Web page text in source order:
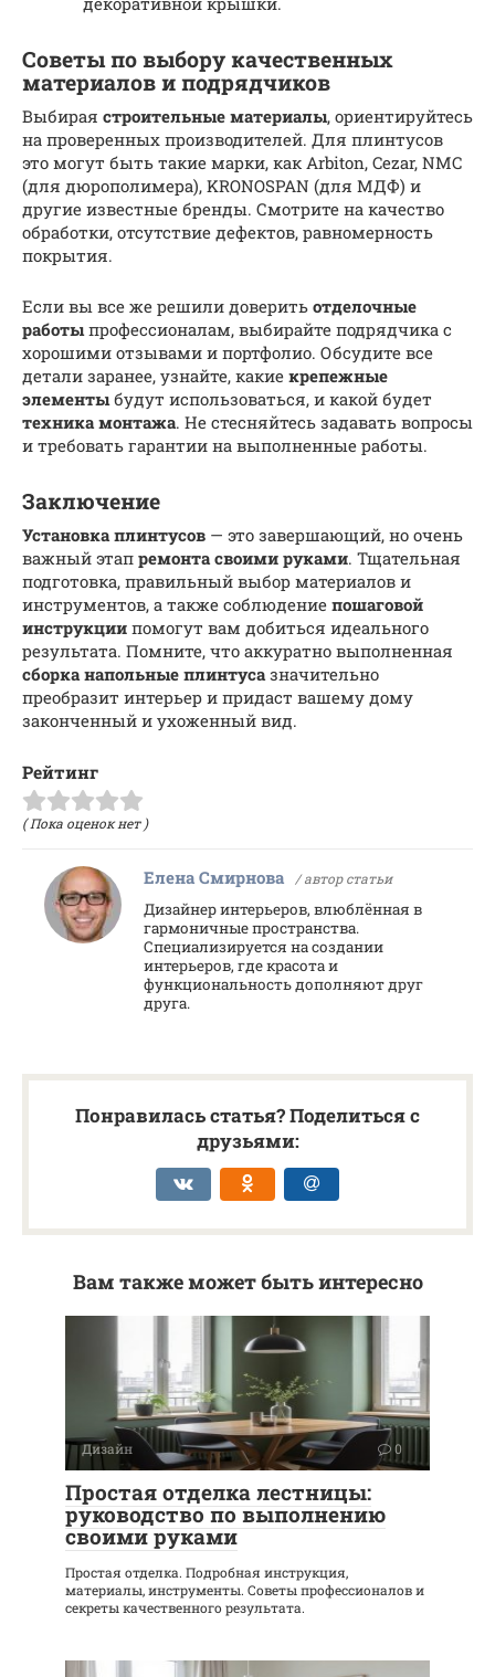
Советы по выбору качественных
материалов и подрядчиков
Выбирая строительные материалы, ориентируйтесь
на проверенных производителей. Для плинтусов
это могут быть такие марки, как Arbiton, Cezar, NMC
(для дюрополимера), KRONOSPAN (для МДФ) и
другие известные бренды. Смотрите на качество
обработки, отсутствие дефектов, равномерность
покрытия.
Если вы все же решили доверить отделочные
работыпрофессионалам, выбирайте подрядчика с
хорошими отзывами и портфолио. Обсудите все
детали заранее, узнайте, какие крепежные
элементыбудут использоваться, и какой будет
техника монтажа. Не стесняйтесь задавать вопросы
и требовать гарантии на выполненные работы.
Заключение
Установка плинтусов — это завершающий, но очень
важный этап ремонта своими руками. Тщательная
подготовка, правильный выбор материалов и
инструментов, а также соблюдение пошаговой
инструкции помогут вам добиться идеального
результата. Помните, что аккуратно выполненная
сборка напольные плинтусазначительно
преобразит интерьер и придаст вашему дому
законченный и ухоженный вид.
Рейтинг
( Пока оценок нет )
Елена Смирнова / автор статьи
Дизайнер интерьеров, влюблённая в
гармоничные пространства.
Специализируется на создании
интерьеров, где красота и
функциональность дополняют друг
друга.
Понравилась статья? Поделиться с
друзьями:
Вам также может быть интересно
Дизайн 0
Простая отделка лестницы:
руководство по выполнению
своими руками
Простая отделка. Подробная инструкция,
материалы, инструменты. Советы профессионалов и
секреты качественного результата.